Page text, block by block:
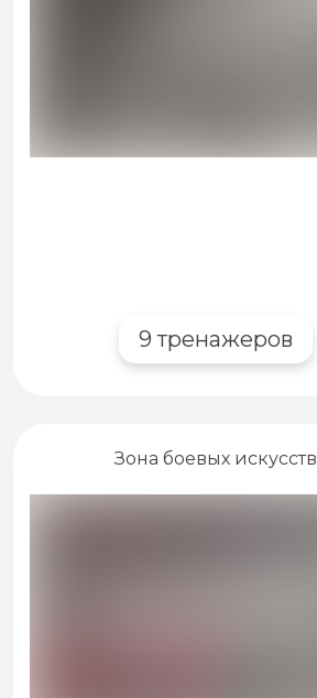
9 тренажеров
Зона боевых искусств